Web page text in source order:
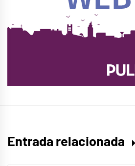
Entrada relacionada